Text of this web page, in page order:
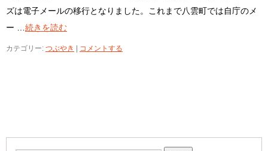
ズは電子メールの移行となりました。これまで八雲町では自庁のメ
ー … 続きを読む
カテゴリー: つぶやき コメントする